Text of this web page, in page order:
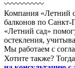
〰️〰️〰️〰️〰️
Компания «Летний
балконов по Санкт-
«Летний сад»
остекления,
Мы работаем с
Хотите также?